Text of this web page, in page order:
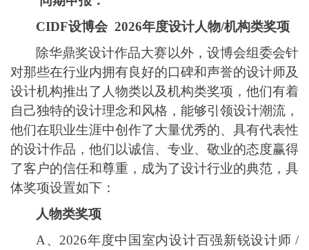
CIDF设博会 2026年度设计人物/机构类奖项
除华鼎奖设计作品大赛以外，设博会组委会针
对那些在行业内拥有良好的口碑和声誉的设计师及
设计机构推出了人物类以及机构类奖项，他们有着
自己独特的设计理念和风格，能够引领设计潮流，
他们在职业生涯中创作了大量优秀的、具有代表性
的设计作品，他们以诚信、专业、敬业的态度赢得
了客户的信任和尊重，成为了设计行业的典范，具
体奖项设置如下：
人物类奖项
A、2026年度中国室内设计百强新锐设计师 /